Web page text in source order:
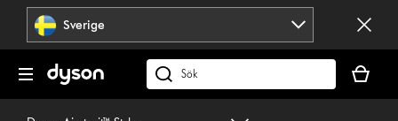
Hoppa
navigering
Sverige
Sök
på
är
tom